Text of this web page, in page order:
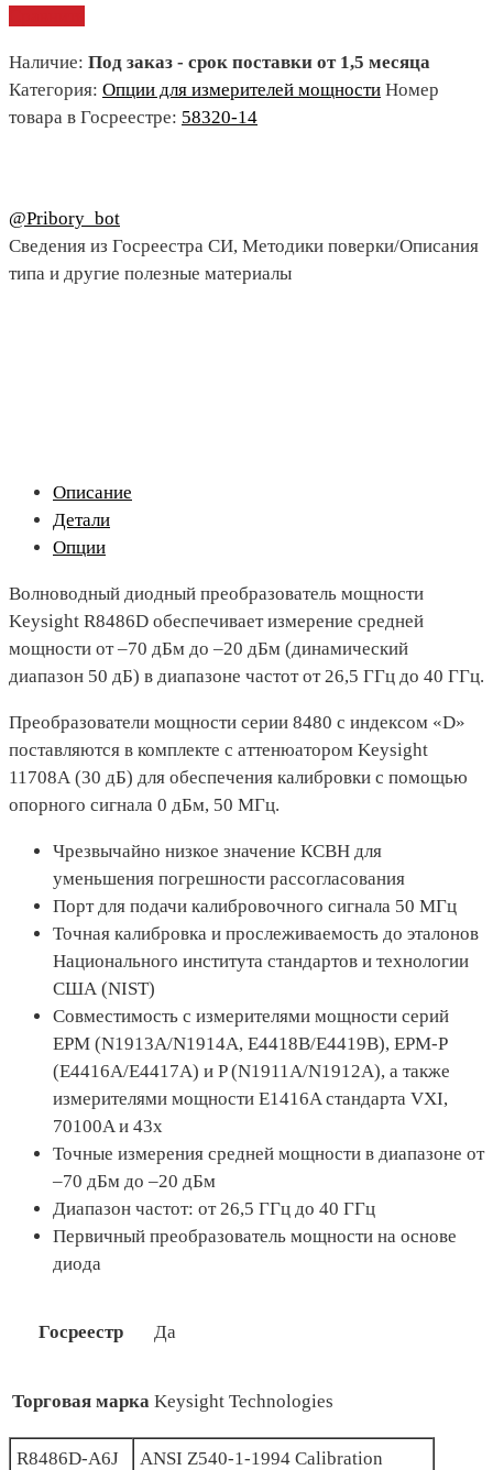
Наличие: Под заказ - срок поставки от 1,5 месяца
Категория: Опции для измерителей мощности Номер
товара в Госреестре: 58320-14
@Pribory_bot
Сведения из Госреестра СИ, Методики поверки/Описания
типа и другие полезные материалы
Описание
Детали
Опции
Волноводный диодный преобразователь мощности
Keysight R8486D обеспечивает измерение средней
мощности от –70 дБм до –20 дБм (динамический
диапазон 50 дБ) в диапазоне частот от 26,5 ГГц до 40 ГГц.
Преобразователи мощности серии 8480 с индексом «D»
поставляются в комплекте с аттенюатором Keysight
11708А (30 дБ) для обеспечения калибровки с помощью
опорного сигнала 0 дБм, 50 МГц.
Чрезвычайно низкое значение КСВН для
уменьшения погрешности рассогласования
Порт для подачи калибровочного сигнала 50 МГц
Точная калибровка и прослеживаемость до эталонов
Национального института стандартов и технологии
США (NIST)
Совместимость с измерителями мощности серий
EPM (N1913A/N1914A, E4418B/E4419B), EPM-P
(E4416A/E4417A) и P (N1911A/N1912A), а также
измерителями мощности E1416A стандарта VXI,
70100A и 43х
Точные измерения средней мощности в диапазоне от
–70 дБм до –20 дБм
Диапазон частот: от 26,5 ГГц до 40 ГГц
Первичный преобразователь мощности на основе
диода
Госреестр Да
Торговая марка Keysight Technologies
R8486D-A6J
ANSI Z540-1-1994 Calibration